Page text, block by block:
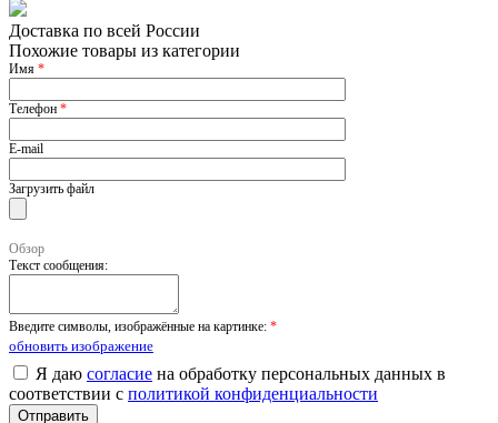
Доставка по всей России
Похожие товары из категории
Имя *
Телефон *
E-mail
Загрузить файл
Обзор
Текст сообщения:
Введите символы, изображённые на картинке: *
обновить изображение
Я даю согласие на обработку персональных данных в
соответствии с политикой конфиденциальности